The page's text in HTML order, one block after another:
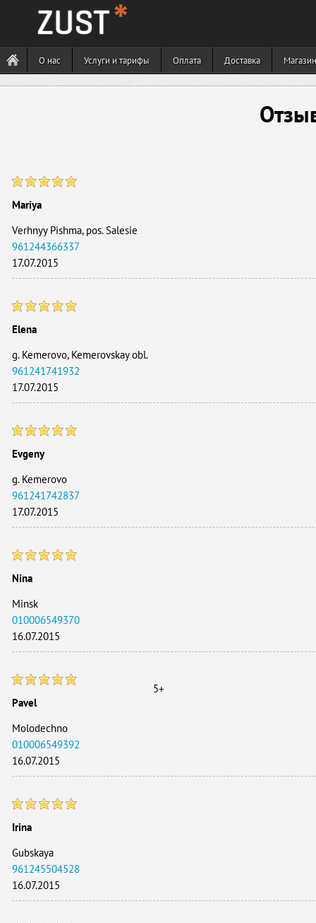
О нас Услуги и тарифы Оплата Доставка
Mariya
Verhnyy Pishma, pos. Salesie
961244366337
17.07.2015
Elena
g. Kemerovo, Kemerovskay obl.
961241741932
17.07.2015
Evgeny
g. Kemerovo
961241742837
17.07.2015
Nina
Minsk
010006549370
16.07.2015
Pavel
Molodechno
010006549392
16.07.2015
5+
Irina
Gubskaya
961245504528
16.07.2015